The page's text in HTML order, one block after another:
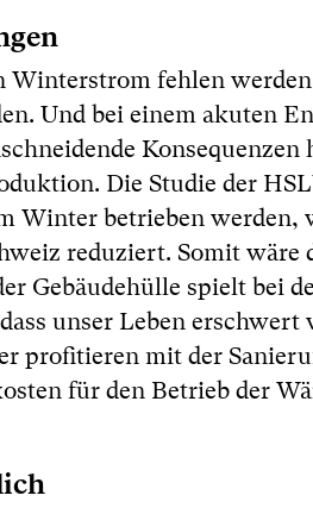
Winterstrom fehlen
Und bei einem akuten
Konsequenzen
Die Studie der
Winter betrieben werden,
reduziert. Somit wäre
Gebäudehülle spielt bei
unser Leben
profitieren mit der
für den Betrieb der